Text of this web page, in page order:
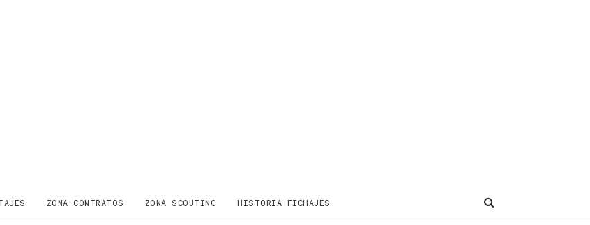
ZONA CONTRATOS ZONA SCOUTING HISTORIA FICHAJES